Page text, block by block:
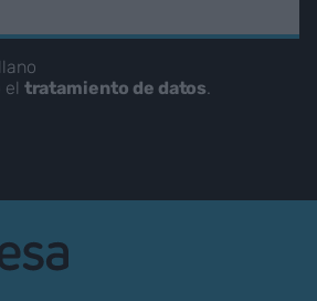
el tratamiento de datos.